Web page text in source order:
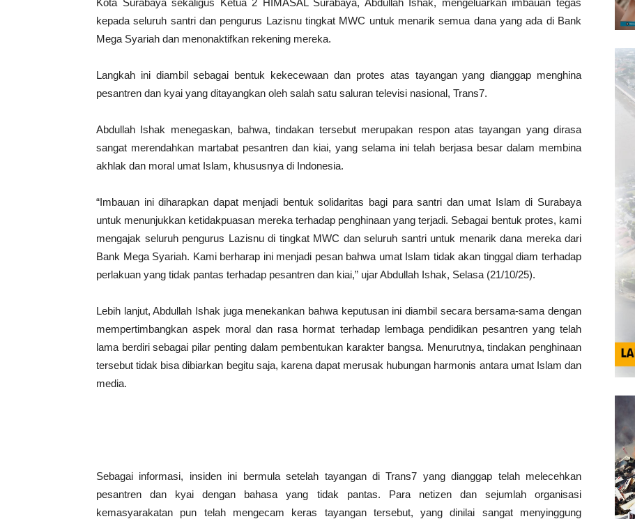
Kota Surabaya sekaligus Ketua 2 HIMASAL Surabaya, Abdullah Ishak, mengeluarkan imbauan tegas
kepada seluruh santri dan pengurus Lazisnu tingkat MWC untuk menarik semua dana yang ada di Bank
Mega Syariah dan menonaktifkan rekening mereka.
Langkah ini diambil sebagai bentuk kekecewaan dan protes atas tayangan yang dianggap menghina
pesantren dan kyai yang ditayangkan oleh salah satu saluran televisi nasional, Trans7.
Abdullah Ishak menegaskan, bahwa, tindakan tersebut merupakan respon atas tayangan yang dirasa
sangat merendahkan martabat pesantren dan kiai, yang selama ini telah berjasa besar dalam membina
akhlak dan moral umat Islam, khususnya di Indonesia.
“Imbauan ini diharapkan dapat menjadi bentuk solidaritas bagi para santri dan umat Islam di Surabaya
untuk menunjukkan ketidakpuasan mereka terhadap penghinaan yang terjadi. Sebagai bentuk protes, kami
mengajak seluruh pengurus Lazisnu di tingkat MWC dan seluruh santri untuk menarik dana mereka dari
Bank Mega Syariah. Kami berharap ini menjadi pesan bahwa umat Islam tidak akan tinggal diam terhadap
perlakuan yang tidak pantas terhadap pesantren dan kiai,” ujar Abdullah Ishak, Selasa (21/10/25).
Lebih lanjut, Abdullah Ishak juga menekankan bahwa keputusan ini diambil secara bersama-sama dengan
mempertimbangkan aspek moral dan rasa hormat terhadap lembaga pendidikan pesantren yang telah
lama berdiri sebagai pilar penting dalam pembentukan karakter bangsa. Menurutnya, tindakan penghinaan
tersebut tidak bisa dibiarkan begitu saja, karena dapat merusak hubungan harmonis antara umat Islam dan
media.
Sebagai informasi, insiden ini bermula setelah tayangan di Trans7 yang dianggap telah melecehkan
pesantren dan kyai dengan bahasa yang tidak pantas. Para netizen dan sejumlah organisasi
kemasyarakatan pun telah mengecam keras tayangan tersebut, yang dinilai sangat menyinggung